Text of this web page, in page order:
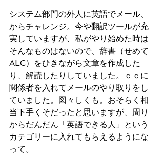
システム部門の外人に英語でメール、
からチャレンジ。今や翻訳ツールが充
実していますが、私がやり始めた時は
そんなものはないので、辞書（せめて
ALC）をひきながら文章を作成した
り、解読したりしていました。ｃｃに
関係者を入れてメールのやり取りをし
ていました。図々しくも。おそらく相
当下手くそだったと思いますが、周り
からだんだん「英語できる人」という
カテゴリーに入れてもらえるようにな
って。